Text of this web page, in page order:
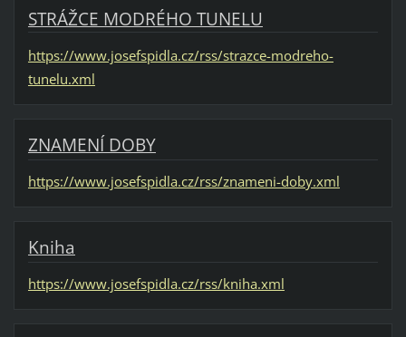
STRÁŽCE MODRÉHO TUNELU
https://www.josefspidla.cz/rss/strazce-modreho-
tunelu.xml
ZNAMENÍ DOBY
https://www.josefspidla.cz/rss/znameni-doby.xml
Kniha
https://www.josefspidla.cz/rss/kniha.xml